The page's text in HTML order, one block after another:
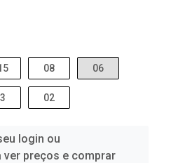
08 06
02
login ou
ver preços e comprar